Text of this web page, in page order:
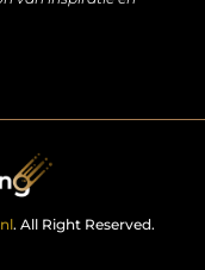
. All Right Reserved.